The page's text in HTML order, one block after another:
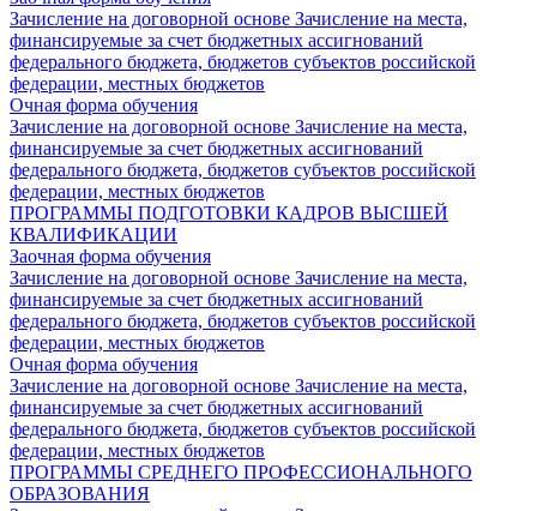
Зачисление на договорной основе Зачисление на места,
финансируемые за счет бюджетных ассигнований
федерального бюджета, бюджетов субъектов российской
федерации, местных бюджетов
Очная форма обучения
Зачисление на договорной основе Зачисление на места,
финансируемые за счет бюджетных ассигнований
федерального бюджета, бюджетов субъектов российской
федерации, местных бюджетов
ПРОГРАММЫ ПОДГОТОВКИ КАДРОВ ВЫСШЕЙ
КВАЛИФИКАЦИИ
Заочная форма обучения
Зачисление на договорной основе Зачисление на места,
финансируемые за счет бюджетных ассигнований
федерального бюджета, бюджетов субъектов российской
федерации, местных бюджетов
Очная форма обучения
Зачисление на договорной основе Зачисление на места,
финансируемые за счет бюджетных ассигнований
федерального бюджета, бюджетов субъектов российской
федерации, местных бюджетов
ПРОГРАММЫ СРЕДНЕГО ПРОФЕССИОНАЛЬНОГО
ОБРАЗОВАНИЯ